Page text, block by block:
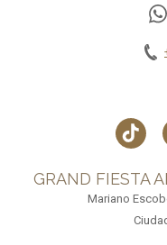
GRAND FIESTA
Mariano